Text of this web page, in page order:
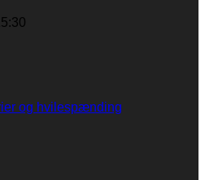
og hvilespænding